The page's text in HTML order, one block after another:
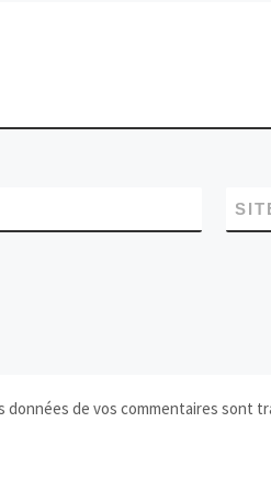
données de vos commentaires sont